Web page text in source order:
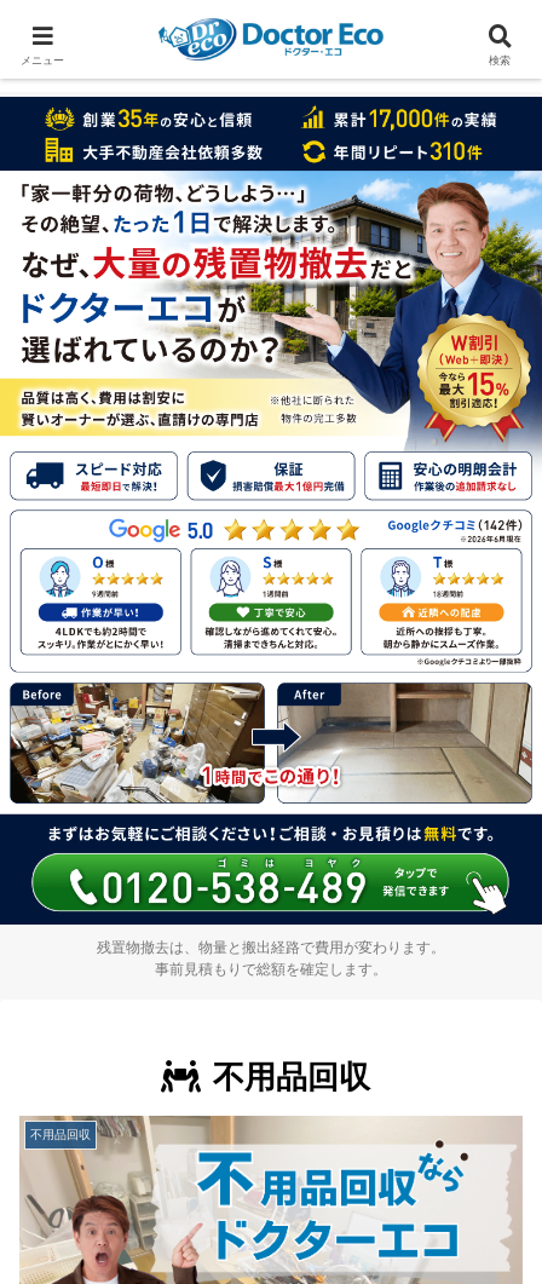
家をまるごと片付けたいなら
実績数１万7000件のドクターエコ
残置物撤去は、物量と搬出経路で費用が変わります。
事前見積もりで総額を確定します。
不用品回収
不用品回収
メニュー 検索